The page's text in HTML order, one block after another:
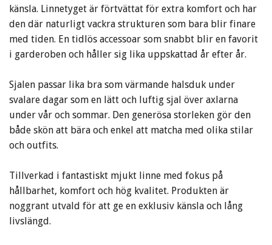
känsla. Linnetyget är förtvättat för extra komfort och har
den där naturligt vackra strukturen som bara blir finare
med tiden. En tidlös accessoar som snabbt blir en favorit
i garderoben och håller sig lika uppskattad år efter år.
Sjalen passar lika bra som värmande halsduk under
svalare dagar som en lätt och luftig sjal över axlarna
under vår och sommar. Den generösa storleken gör den
både skön att bära och enkel att matcha med olika stilar
och outfits.
Tillverkad i fantastiskt mjukt linne med fokus på
hållbarhet, komfort och hög kvalitet. Produkten är
noggrant utvald för att ge en exklusiv känsla och lång
livslängd.